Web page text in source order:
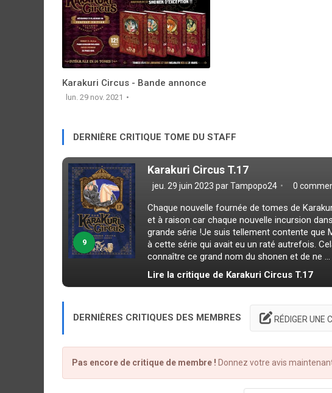
Karakuri Circus - Bande annonce
lun. 29 nov. 2021
DERNIÈRE CRITIQUE TOME DU STAFF
9
Karakuri Circus T.17
jeu. 29 juin 2023 parTampopo24 0
Chaque nouvelle fournée de tomes de
et à raison car chaque nouvelle incursion
grande série !Je suis tellement contente que
à cette série qui avait eu un raté autrefois.
connaître ce grand nom du shonen et de ne ...
Lire la critique de Karakuri Circus T.17
DERNIÈRES CRITIQUES DES MEMBRES RÉDIGER UNE
Pas encore de critique de membre ! Donnez votre avis